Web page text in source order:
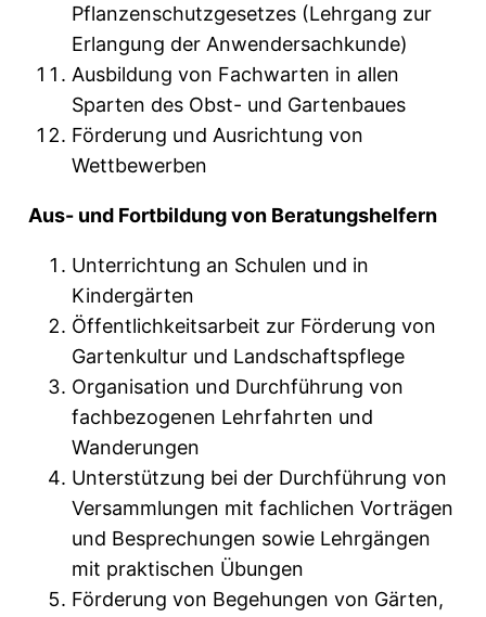
Pflanzenschutzgesetzes (Lehrgang zur
Erlangung der Anwendersachkunde)
Ausbildung von Fachwarten in allen
Sparten des Obst- und Gartenbaues
Förderung und Ausrichtung von
Wettbewerben
Aus- und Fortbildung von Beratungshelfern
Unterrichtung an Schulen und in
Kindergärten
Öffentlichkeitsarbeit zur Förderung von
Gartenkultur und Landschaftspflege
Organisation und Durchführung von
fachbezogenen Lehrfahrten und
Wanderungen
Unterstützung bei der Durchführung von
Versammlungen mit fachlichen Vorträgen
und Besprechungen sowie Lehrgängen
mit praktischen Übungen
Förderung von Begehungen von Gärten,